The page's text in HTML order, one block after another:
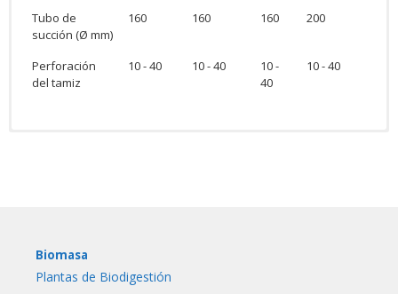
Tubo de
succión (Ø mm)
160 160 160 200
Perforación
del tamiz
10 - 40 10 - 40
10 -
40
10 - 40
Biomasa
Plantas de Biodigestión